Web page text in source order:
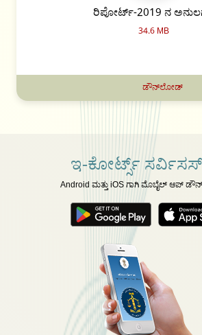
ರಿಪೋರ್ಟ್-2019 ನ
34.6 MB
ಡೌನ್‌ಲೋಡ್
ಇ-ಕೋರ್ಟ್ಸ್
Android ಮತ್ತು iOS ಗಾಗಿ ಮೊಬೈಲ್ ಆಪ್